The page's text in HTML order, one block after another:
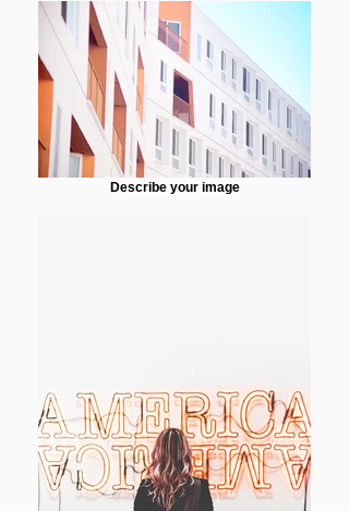
Describe your image